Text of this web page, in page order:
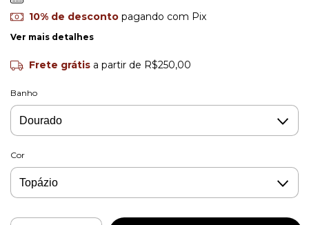
10% de descontopagando com Pix
Ver mais detalhes
Frete grátis a partir de R$250,00
Banho
Cor